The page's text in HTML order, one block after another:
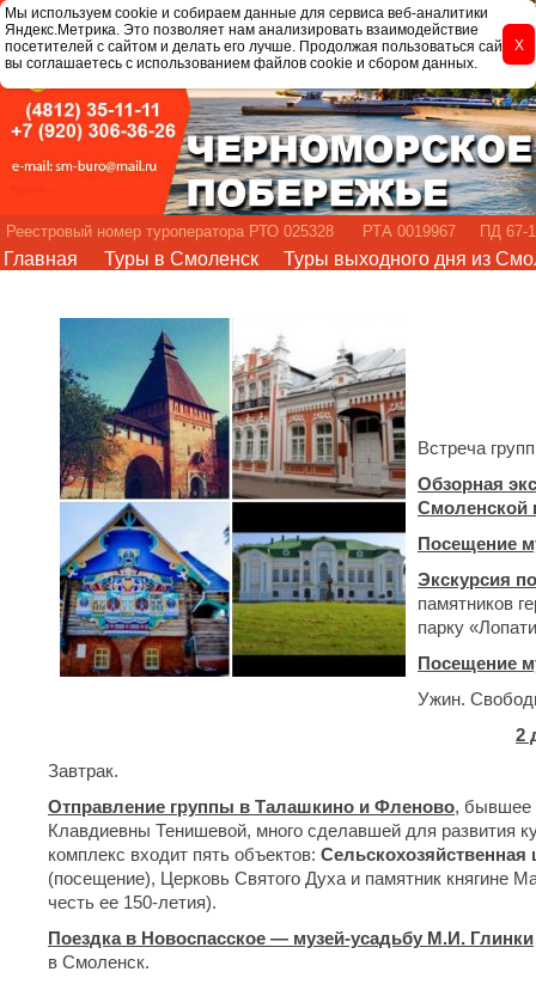
Реестровый номер туроператора РТО 025328 РТА 0019967 ПД 67-
Главная Туры в Смоленск Туры выходного дня из
Встреча
Обзорная
Смоленской
Посещение
Экскурсия
памятников
парку
Посещение
Ужин.
2
Завтрак.
Отправление группы в Талашкино и Фленово, бывшее
Клавдиевны Тенишевой, много сделавшей для
комплекс входит пять объектов: Сельскохозяйственная
(посещение), Церковь Святого Духа и памятник княгине
честь ее 150-летия).
Поездка в Новоспасское — музей-усадьбу М.И. Глинки
в Смоленск.
Мы используем cookie и собираем данные для сервиса веб-аналитики
Яндекс.Метрика. Это позволяет нам анализировать взаимодействие
посетителей с сайтом и делать его лучше. Продолжая пользоваться сайтом,
вы соглашаетесь с использованием файлов cookie и сбором данных.